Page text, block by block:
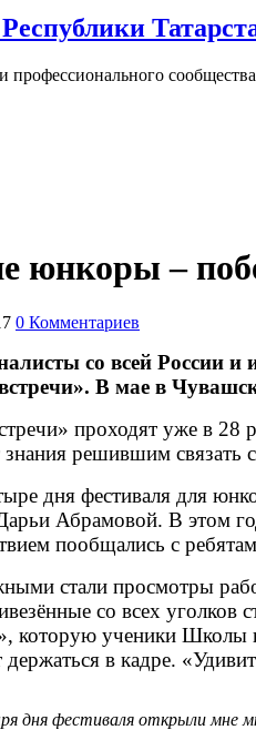
профессионального сообщества
юнкоры –
0 Комментариев
со всей России
В мае в
проходят уже в
решившим связать
дня фестиваля для
Абрамовой. В этом
пообщались с
стали просмотры
со всех уголков
которую ученики Школы
в кадре.
дня фестиваля открыли мне